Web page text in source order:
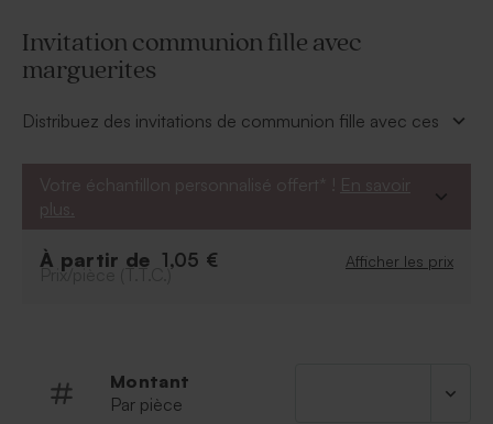
Invitation communion fille avec
marguerites
Distribuez des invitations de communion fille avec ces
de vos proches.
* Faire part à personnaliser en ligne.
Votre échantillon personnalisé offert* ! En savoir
plus.
À partir de 1,05 € Afficher les prix
Prix/pièce (T.T.C.)
Montant
Par pièce